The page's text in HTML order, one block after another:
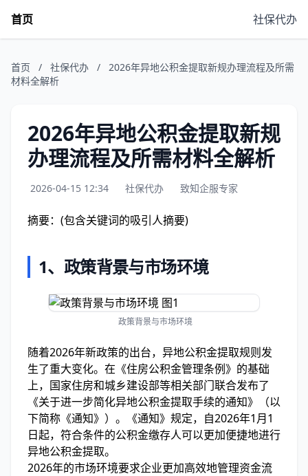
首页 社保代办
首页 / 社保代办 /
2026年异地公积金提取新规办理流程及所需
材料全解析
2026年异地公积金提取新规
办理流程及所需材料全解析
2026-04-15 12:34 社保代办 致知企服专家
摘要：(包含关键词的吸引人摘要)
1、 政策背景与市场环境
政策背景与市场环境
随着2026年新政策的出台，异地公积金提取规则发
生了重大变化。在《住房公积金管理条例》的基础
上，国家住房和城乡建设部等相关部门联合发布了
《关于进一步简化异地公积金提取手续的通知》（以
下简称《通知》）。《通知》规定，自2026年1月1
日起，符合条件的公积金缴存人可以更加便捷地进行
异地公积金提取。
2026年的市场环境要求企业更加高效地管理资金流